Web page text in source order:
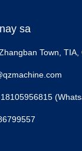
sa
Town,